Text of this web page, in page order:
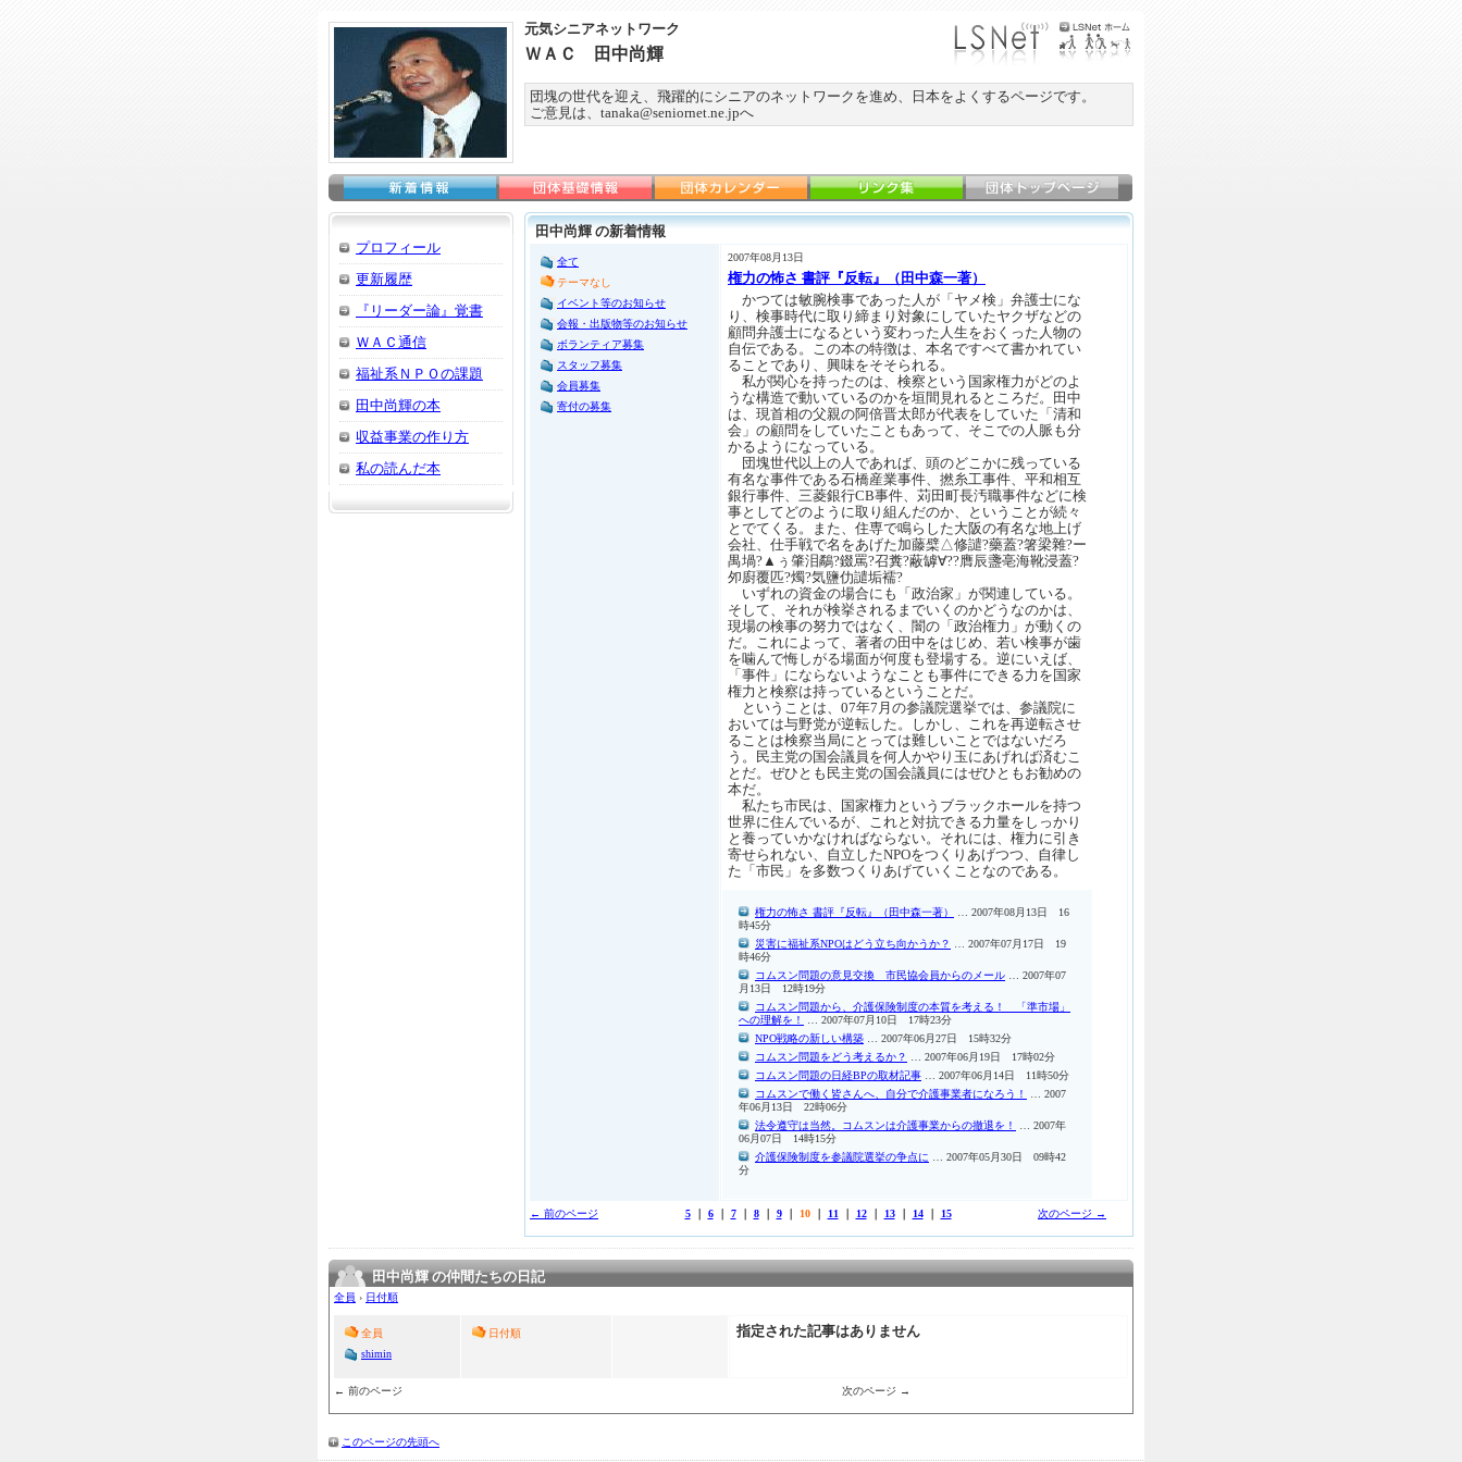
元気シニアネットワーク
ＷＡＣ 田中尚輝
団塊の世代を迎え、飛躍的にシニアのネットワークを進め、日本をよくするページです。
ご意見は、tanaka@seniornet.ne.jpへ
プロフィール
更新履歴
『リーダー論』覚書
ＷＡＣ通信
福祉系ＮＰＯの課題
田中尚輝の本
収益事業の作り方
私の読んだ本
田中尚輝 の新着情報
全て
テーマなし
イベント等のお知らせ
会報・出版物等のお知らせ
ボランティア募集
スタッフ募集
会員募集
寄付の募集
2007年08月13日
権力の怖さ 書評『反転』（田中森一著）
かつては敏腕検事であった人が「ヤメ検」弁護士にな
り、検事時代に取り締まり対象にしていたヤクザなどの
顧問弁護士になるという変わった人生をおくった人物の
自伝である。この本の特徴は、本名ですべて書かれてい
ることであり、興味をそそられる。
私が関心を持ったのは、検察という国家権力がどのよ
うな構造で動いているのかを垣間見れるところだ。田中
は、現首相の父親の阿倍晋太郎が代表をしていた「清和
会」の顧問をしていたこともあって、そこでの人脈も分
かるようになっている。
団塊世代以上の人であれば、頭のどこかに残っている
有名な事件である石橋産業事件、撚糸工事件、平和相互
銀行事件、三菱銀行CB事件、苅田町長汚職事件などに検
事としてどのように取り組んだのか、ということが続々
とでてくる。また、住専で鳴らした大阪の有名な地上げ
会社、仕手戦で名をあげた加藤檗△修譴?藥蓋?箸梁雜?ー
禺堝?▲ぅ肇泪鷸?錣罵?召糞?蔽罅∀??膺辰盞亳海靴浸蓋?
夘廚覆匹?燭?気鹽仂譴垢襦?
いずれの資金の場合にも「政治家」が関連している。
そして、それが検挙されるまでいくのかどうなのかは、
現場の検事の努力ではなく、闇の「政治権力」が動くの
だ。これによって、著者の田中をはじめ、若い検事が歯
を噛んで悔しがる場面が何度も登場する。逆にいえば、
「事件」にならないようなことも事件にできる力を国家
権力と検察は持っているということだ。
ということは、07年7月の参議院選挙では、参議院に
おいては与野党が逆転した。しかし、これを再逆転させ
ることは検察当局にとっては難しいことではないだろ
う。民主党の国会議員を何人かやり玉にあげれば済むこ
とだ。ぜひとも民主党の国会議員にはぜひともお勧めの
本だ。
私たち市民は、国家権力というブラックホールを持つ
世界に住んでいるが、これと対抗できる力量をしっかり
と養っていかなければならない。それには、権力に引き
寄せられない、自立したNPOをつくりあげつつ、自律し
た「市民」を多数つくりあげていくことなのである。
権力の怖さ 書評『反転』（田中森一著）
… 2007年08月13日 16
時45分
災害に福祉系NPOはどう立ち向かうか？
… 2007年07月17日 19
時46分
コムスン問題の意見交換 市民協会員からのメール … 2007年07
月13日 12時19分
コムスン問題から、介護保険制度の本質を考える！ 「準市場」
への理解を！
… 2007年07月10日 17時23分
NPO戦略の新しい構築 … 2007年06月27日 15時32分
コムスン問題をどう考えるか？
… 2007年06月19日 17時02分
コムスン問題の日経BPの取材記事 … 2007年06月14日 11時50分
コムスンで働く皆さんへ、自分で介護事業者になろう！
… 2007
年06月13日 22時06分
法令遵守は当然。コムスンは介護事業からの撤退を！
… 2007年
06月07日 14時15分
介護保険制度を参議院選挙の争点に … 2007年05月30日 09時42
分
← 前のページ 5｜ 6｜ 7｜ 8｜ 9｜ 10｜ 11 12｜ 13｜ 14｜ 15 次のページ →
田中尚輝 の仲間たちの日記
全員 › 日付順
全員
shimin
日付順 指定された記事はありません
← 前のページ 次のページ →
このページの先頭へ